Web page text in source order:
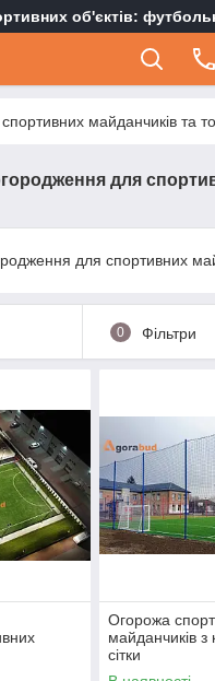
об'єктів:
спортивних майданчиків та
для
для спортивних
0 Фільтри
Огорожа
майданчиків з
сітки